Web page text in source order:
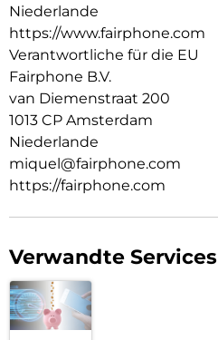
Niederlande
https://www.fairphone.com
Verantwortliche für die EU
Fairphone B.V.
van Diemenstraat 200
1013 CP Amsterdam
Niederlande
miquel@fairphone.com
https://fairphone.com
Verwandte Services